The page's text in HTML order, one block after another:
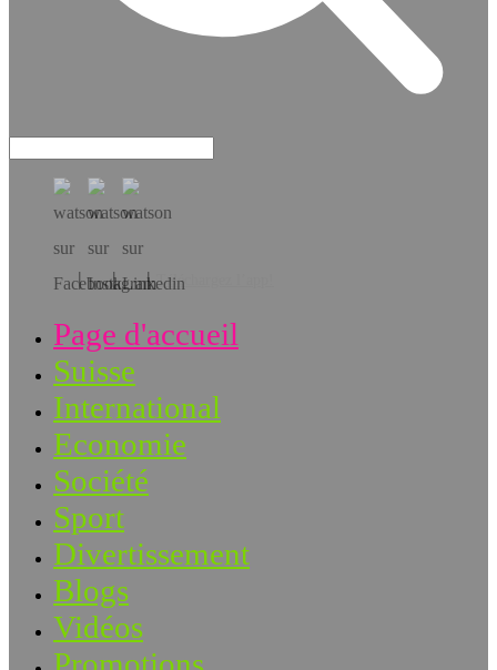
Téléchargez l’app!
Page d'accueil
Suisse
International
Economie
Société
Sport
Divertissement
Blogs
Vidéos